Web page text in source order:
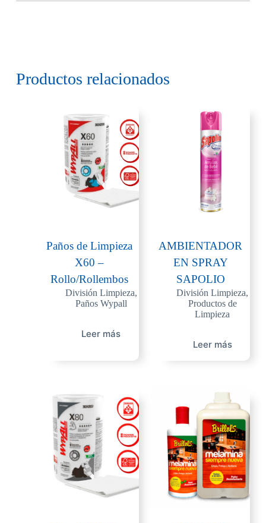
Productos relacionados
Paños de Limpieza
X60 –
Rollo/Rollembos
División Limpieza,
Paños Wypall
Leer más
AMBIENTADOR
EN SPRAY
SAPOLIO
División Limpieza,
Productos de
Limpieza
Leer más